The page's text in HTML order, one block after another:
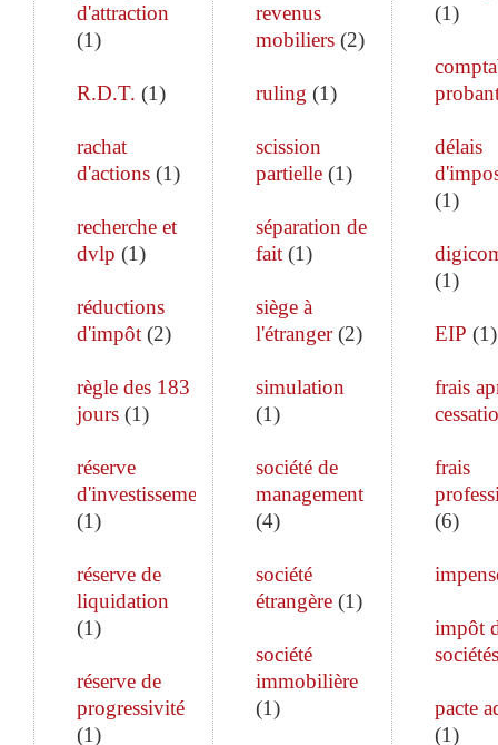
d'attraction
(1)
R.D.T. (1)
rachat
d'actions (1)
recherche et
dvlp (1)
réductions
d'impôt (2)
règle des 183
jours (1)
réserve
d'investissement
(1)
réserve de
liquidation
(1)
réserve de
progressivité
(1)
revenus
mobiliers(2)
ruling (1)
scission
partielle(1)
séparation de
fait(1)
siège à
l'étranger(2)
simulation
(1)
société de
management
(4)
société
étrangère(1)
société
immobilière
(1)
(1)
délais
(1)
(1)
EIP (1)
frais
frais
(6)
impôt
sociétés
pacte
(1)